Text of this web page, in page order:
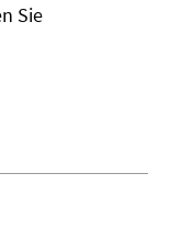
Sie